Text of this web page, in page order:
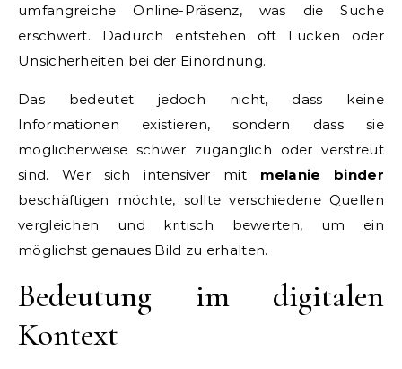
umfangreiche Online-Präsenz, was die Suche
erschwert. Dadurch entstehen oft Lücken oder
Unsicherheiten bei der Einordnung.
Das bedeutet jedoch nicht, dass keine
Informationen existieren, sondern dass sie
möglicherweise schwer zugänglich oder verstreut
sind. Wer sich intensiver mit melanie binder
beschäftigen möchte, sollte verschiedene Quellen
vergleichen und kritisch bewerten, um ein
möglichst genaues Bild zu erhalten.
Bedeutung im digitalen
Kontext